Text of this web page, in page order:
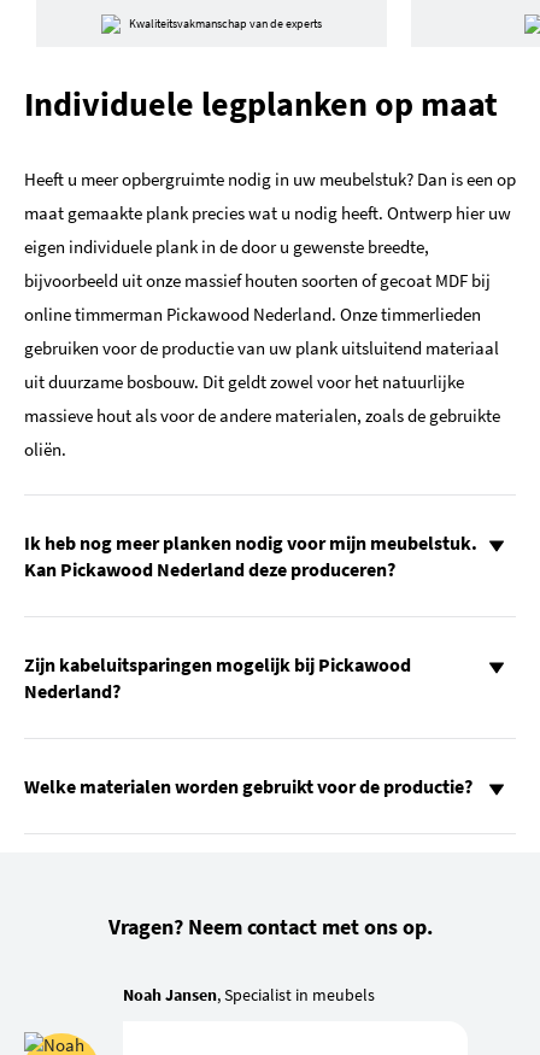
Kwaliteitsvakmanschap van de experts
Individuele legplanken op maat
Heeft u meer opbergruimte nodig in uw meubelstuk? Dan is een op
maat gemaakte plank precies wat u nodig heeft. Ontwerp hier uw
eigen individuele plank in de door u gewenste breedte,
bijvoorbeeld uit onze massief houten soorten of gecoat MDF bij
online timmerman Pickawood Nederland. Onze timmerlieden
gebruiken voor de productie van uw plank uitsluitend materiaal
uit duurzame bosbouw. Dit geldt zowel voor het natuurlijke
massieve hout als voor de andere materialen, zoals de gebruikte
oliën.
Ik heb nog meer planken nodig voor mijn meubelstuk.
Kan Pickawood Nederland deze produceren?
Zijn kabeluitsparingen mogelijk bij Pickawood
Nederland?
Welke materialen worden gebruikt voor de productie?
Vragen? Neem contact met ons op.
Noah Jansen, Specialist in meubels